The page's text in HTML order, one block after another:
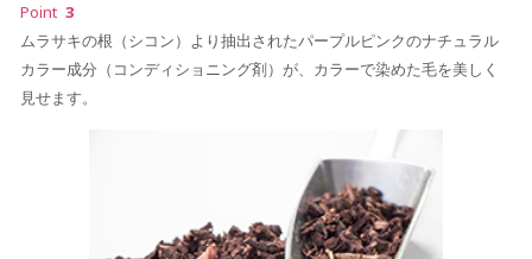
Point 3
ムラサキの根（シコン）より抽出されたパープルピンクのナチュラル
カラー成分（コンディショニング剤）が、カラーで染めた毛を美しく
見せます。